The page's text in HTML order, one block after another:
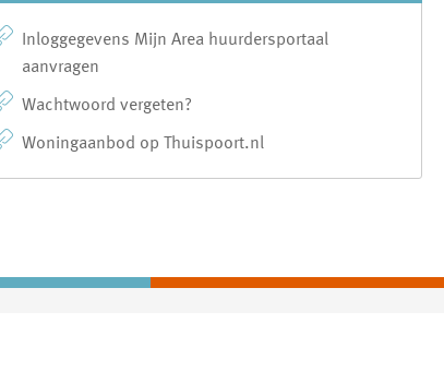
Inloggegevens Mijn Area huurdersportaal
aanvragen
Wachtwoord vergeten?
Woningaanbod op Thuispoort.nl